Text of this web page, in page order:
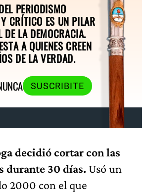
PERIODISMO
CRÍTICO ES UN PILAR
DE LA DEMOCRACIA.
A QUIENES CREEN
DE LA VERDAD.
SUSCRIBITE
decidió cortar con las
durante 30 días. Usó un
2000 con el que